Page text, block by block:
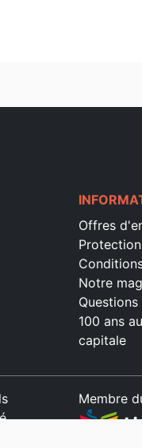
Offres
Notre
100 ans
capitale
Membre